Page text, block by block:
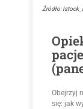
Źródło:
Obejrzyj
się: jak